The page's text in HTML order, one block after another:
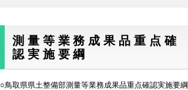
測量等業務成果品重点確
認実施要綱
○鳥取県県土整備部測量等業務成果品重点確認実施要綱